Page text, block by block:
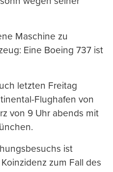
Maschine zu
Eine Boeing 737 ist
letzten Freitag
Flughafen von
von 9 Uhr abends mit
ist
zum Fall des